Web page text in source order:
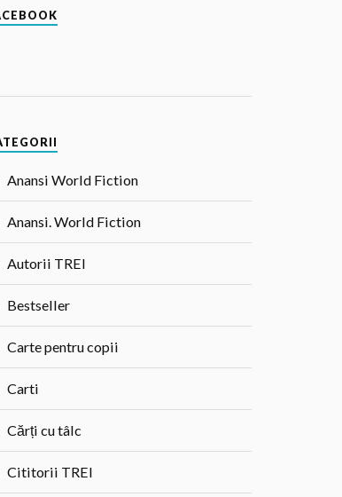
Anansi World Fiction
Anansi. World Fiction
Autorii TREI
Bestseller
Carte pentru copii
Carti
Cărți cu tâlc
Cititorii TREI